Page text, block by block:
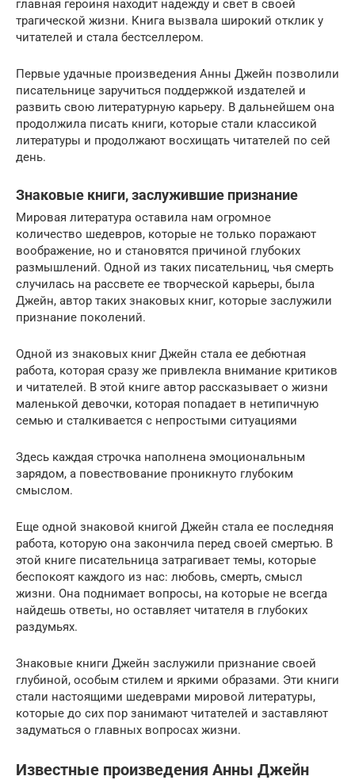
главная героиня находит надежду и свет в своей
трагической жизни. Книга вызвала широкий отклик у
читателей и стала бестселлером.
Первые удачные произведения Анны Джейн позволили
писательнице заручиться поддержкой издателей и
развить свою литературную карьеру. В дальнейшем она
продолжила писать книги, которые стали классикой
литературы и продолжают восхищать читателей по сей
день.
Знаковые книги, заслужившие признание
Мировая литература оставила нам огромное
количество шедевров, которые не только поражают
воображение, но и становятся причиной глубоких
размышлений. Одной из таких писательниц, чья смерть
случилась на рассвете ее творческой карьеры, была
Джейн, автор таких знаковых книг, которые заслужили
признание поколений.
Одной из знаковых книг Джейн стала ее дебютная
работа, которая сразу же привлекла внимание критиков
и читателей. В этой книге автор рассказывает о жизни
маленькой девочки, которая попадает в нетипичную
семью и сталкивается с непростыми ситуациями
Здесь каждая строчка наполнена эмоциональным
зарядом, а повествование проникнуто глубоким
смыслом.
Еще одной знаковой книгой Джейн стала ее последняя
работа, которую она закончила перед своей смертью. В
этой книге писательница затрагивает темы, которые
беспокоят каждого из нас: любовь, смерть, смысл
жизни. Она поднимает вопросы, на которые не всегда
найдешь ответы, но оставляет читателя в глубоких
раздумьях.
Знаковые книги Джейн заслужили признание своей
глубиной, особым стилем и яркими образами. Эти книги
стали настоящими шедеврами мировой литературы,
которые до сих пор занимают читателей и заставляют
задуматься о главных вопросах жизни.
Известные произведения Анны Джейн